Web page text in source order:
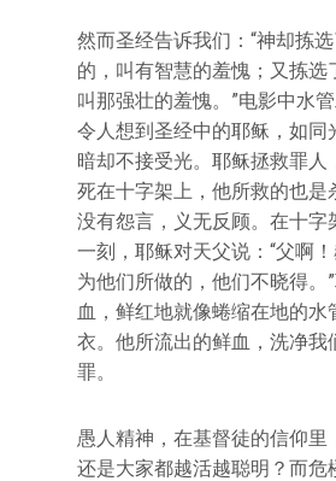
然而圣经告诉我们：“神却拣
的，叫有智慧的羞愧；又拣选
叫那强壮的羞愧。”电影中水
令人想到圣经中的耶稣，如同
暗却不接受光。耶稣拯救罪人
死在十字架上，他所救的也是
没有怨言，义无反顾。在十字
一刻，耶稣对天父说：“父啊
为他们所做的，他们不晓得。
血，鲜红地就像蜷缩在地的水
衣。他所流出的鲜血，洗净我
罪。
愚人精神，在基督徒的信仰里
还是大家都越活越聪明？而危